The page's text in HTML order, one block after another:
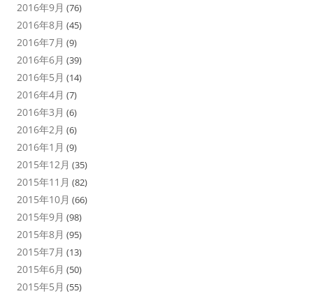
2016年9月 (76)
2016年8月 (45)
2016年7月 (9)
2016年6月 (39)
2016年5月 (14)
2016年4月 (7)
2016年3月 (6)
2016年2月 (6)
2016年1月 (9)
2015年12月 (35)
2015年11月 (82)
2015年10月 (66)
2015年9月 (98)
2015年8月 (95)
2015年7月 (13)
2015年6月 (50)
2015年5月 (55)